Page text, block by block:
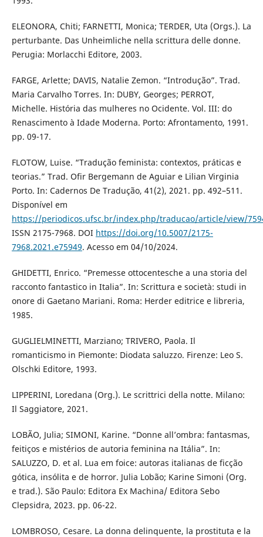
ELEONORA, Chiti; FARNETTI, Monica; TERDER, Uta (Orgs.). La
perturbante. Das Unheimliche nella scrittura delle donne.
Perugia: Morlacchi Editore, 2003.
FARGE, Arlette; DAVIS, Natalie Zemon. “Introdução”. Trad.
Maria Carvalho Torres. In: DUBY, Georges; PERROT,
Michelle. História das mulheres no Ocidente. Vol. III: do
Renascimento à Idade Moderna. Porto: Afrontamento, 1991.
pp. 09-17.
FLOTOW, Luise. “Tradução feminista: contextos, práticas e
teorias.” Trad. Ofir Bergemann de Aguiar e Lilian Virginia
Porto. In: Cadernos De Tradução, 41(2), 2021. pp. 492–511.
Disponível em
https://periodicos.ufsc.br/index.php/traducao/article/view/
ISSN 2175-7968. DOI https://doi.org/10.5007/2175-
7968.2021.e75949. Acesso em 04/10/2024.
GHIDETTI, Enrico. “Premesse ottocentesche a una storia del
racconto fantastico in Italia”. In: Scrittura e società: studi in
onore di Gaetano Mariani. Roma: Herder editrice e libreria,
1985.
GUGLIELMINETTI, Marziano; TRIVERO, Paola. Il
romanticismo in Piemonte: Diodata saluzzo. Firenze: Leo S.
Olschki Editore, 1993.
LIPPERINI, Loredana (Org.). Le scrittrici della notte. Milano:
Il Saggiatore, 2021.
LOBÃO, Julia; SIMONI, Karine. “Donne all’ombra: fantasmas,
feitiços e mistérios de autoria feminina na Itália”. In:
SALUZZO, D. et al. Lua em foice: autoras italianas de ficção
gótica, insólita e de horror. Julia Lobão; Karine Simoni (Org.
e trad.). São Paulo: Editora Ex Machina/ Editora Sebo
Clepsidra, 2023. pp. 06-22.
LOMBROSO, Cesare. La donna delinquente, la prostituta e la